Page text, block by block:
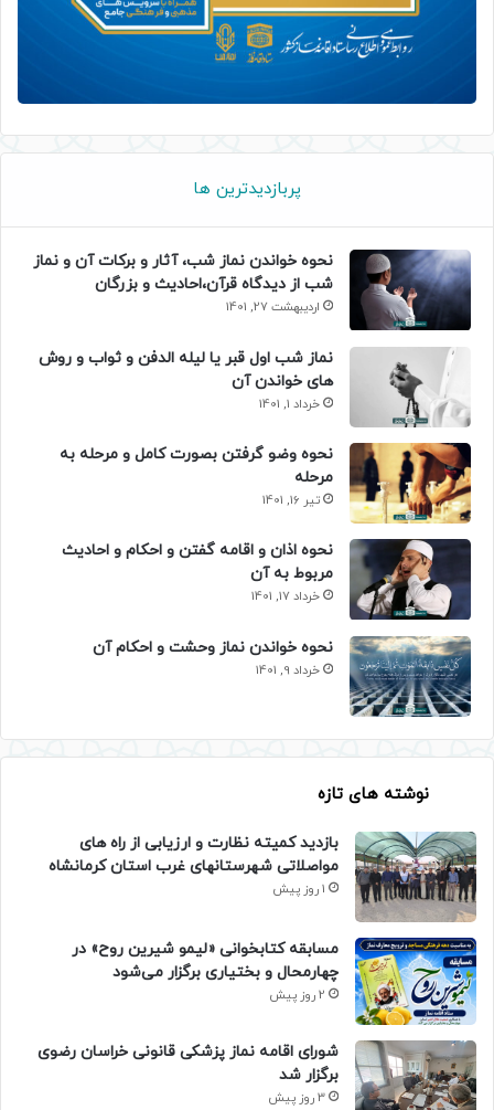
پربازدیدترین ها
نحوه خواندن نماز شب، آثار و برکات آن و نماز
شب از دیدگاه قرآن،احادیث و بزرگان
اردیبهشت 27, 1401
نماز شب اول قبر یا لیله الدفن و ثواب و روش
های خواندن آن
خرداد 1, 1401
نحوه وضو گرفتن بصورت کامل و مرحله به
مرحله
تیر 16, 1401
نحوه اذان و اقامه گفتن و احکام و احادیث
مربوط به آن
خرداد 17, 1401
نحوه خواندن نماز وحشت و احکام آن
خرداد 9, 1401
نوشته های تازه
بازدید کمیته نظارت و ارزیابی از راه های
مواصلاتی شهرستانهای غرب استان کرمانشاه
1 روز پیش
مسابقه کتابخوانی «لیمو شیرین روح» در
چهارمحال و بختیاری برگزار می‌شود
2 روز پیش
شورای اقامه نماز پزشکی قانونی خراسان رضوی
برگزار شد
3 روز پیش